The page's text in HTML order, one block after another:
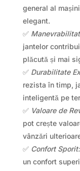
general al
elegant.
✅
jantelor
plăcută și mai
✅ Durabilitate
rezista în timp,
inteligentă pe
✅ Valoare de
pot crește
vânzări
✅ Confort Sporit:
un confort